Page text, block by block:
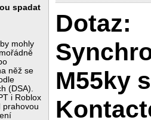
spadat
mohly
něž se
(DSA).
i Roblox
prahovou
Dotaz:
M55ky s